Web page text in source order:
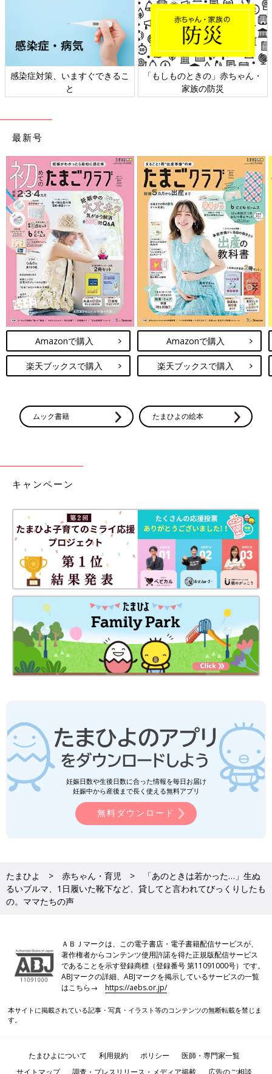
感染症対策、いますぐできるこ
と
「もしものときの」赤ちゃん・
家族の防災
最新号
Amazonで購入
楽天ブックスで購入
Amazonで購入
楽天ブックスで購入
ムック書籍 たまひよの絵本
キャンペーン
妊娠日数や生後日数に合った情報を毎日お届け
妊娠中から産後まで長く使える無料アプリ
無料ダウンロード
たまひよ 赤ちゃん・育児
「あのときは若かった…」生ぬ
るいブルマ、1日履いた靴下など、貸してと言われてびっくりしたも
の。ママたちの声
ＡＢＪマークは、この電子書店・電子書籍配信サービスが、
著作権者からコンテンツ使用許諾を得た正規版配信サービス
であることを示す登録商標（登録番号 第11091000号）です。
ABJマークの詳細、ABJマークを掲示しているサービスの一覧
はこちら→https://aebs.or.jp/
本サイトに掲載されている記事・写真・イラスト等のコンテンツの無断転載を禁じま
す。
たまひよについて 利用規約 ポリシー
医師・専門家一覧